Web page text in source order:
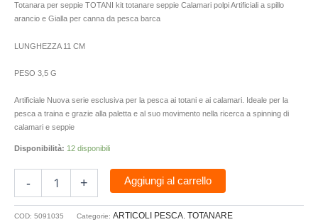
Totanara per seppie TOTANI kit totanare seppie Calamari polpi Artificiali a spillo
arancio e Gialla per canna da pesca barca
LUNGHEZZA 11 CM
PESO 3,5 G
Artificiale Nuova serie esclusiva per la pesca ai totani e ai calamari. Ideale per la
pesca a traina e grazie alla paletta e al suo movimento nella ricerca a spinning di
calamari e seppie
Disponibilità: 12 disponibili
- + Aggiungi al carrello
COD: 5091035 Categorie: ARTICOLI PESCA, TOTANARE